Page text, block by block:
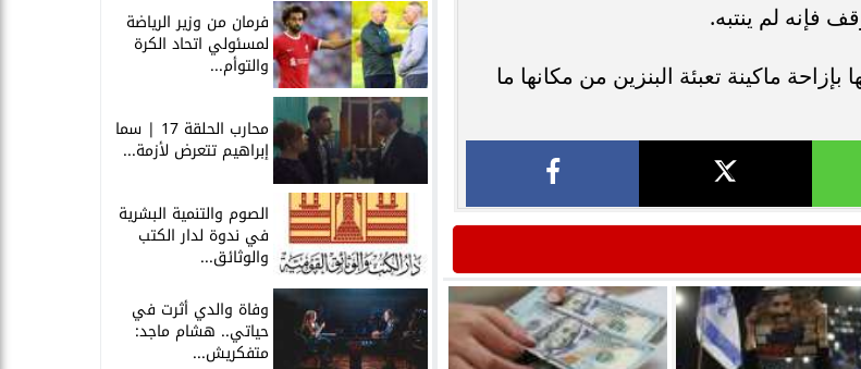
فإنه لم ينتبه.
ماكينة تعبئة البنزين من مكانها ما
فرمان من وزير الرياضة
لمسئولي اتحاد الكرة
والتوأم...
محارب الحلقة 17 | سما
إبراهيم تتعرض لأزمة...
الصوم والتنمية البشرية
في ندوة لدار الكتب
والوثائق...
وفاة والدي أثرت في
حياتي.. هشام ماجد:
متفكريش...